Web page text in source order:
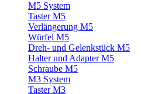
M5 System
Taster M5
Verlängerung M5
Würfel M5
Dreh- und Gelenkstück M5
Halter und Adapter M5
Schraube M5
M3 System
Taster M3